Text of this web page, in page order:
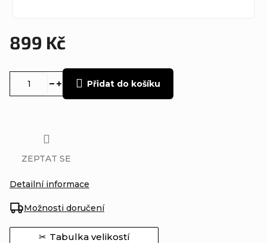
899 Kč
Možnosti doručení
Tabulka velikostí
Přidat do košíku
Detailní informace
ZEPTAT SE